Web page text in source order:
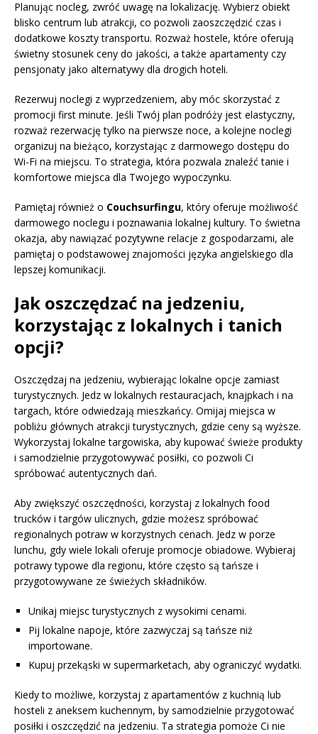
Planując nocleg, zwróć uwagę na lokalizację. Wybierz obiekt
blisko centrum lub atrakcji, co pozwoli zaoszczędzić czas i
dodatkowe koszty transportu. Rozważ hostele, które oferują
świetny stosunek ceny do jakości, a także apartamenty czy
pensjonaty jako alternatywy dla drogich hoteli.
Rezerwuj noclegi z wyprzedzeniem, aby móc skorzystać z
promocji first minute. Jeśli Twój plan podróży jest elastyczny,
rozważ rezerwację tylko na pierwsze noce, a kolejne noclegi
organizuj na bieżąco, korzystając z darmowego dostępu do
Wi-Fi na miejscu. To strategia, która pozwala znaleźć tanie i
komfortowe miejsca dla Twojego wypoczynku.
Pamiętaj również o Couchsurfingu, który oferuje możliwość
darmowego noclegu i poznawania lokalnej kultury. To świetna
okazja, aby nawiązać pozytywne relacje z gospodarzami, ale
pamiętaj o podstawowej znajomości języka angielskiego dla
lepszej komunikacji.
Jak oszczędzać na jedzeniu,
korzystając z lokalnych i tanich
opcji?
Oszczędzaj na jedzeniu, wybierając lokalne opcje zamiast
turystycznych. Jedz w lokalnych restauracjach, knajpkach i na
targach, które odwiedzają mieszkańcy. Omijaj miejsca w
pobliżu głównych atrakcji turystycznych, gdzie ceny są wyższe.
Wykorzystaj lokalne targowiska, aby kupować świeże produkty
i samodzielnie przygotowywać posiłki, co pozwoli Ci
spróbować autentycznych dań.
Aby zwiększyć oszczędności, korzystaj z lokalnych food
trucków i targów ulicznych, gdzie możesz spróbować
regionalnych potraw w korzystnych cenach. Jedz w porze
lunchu, gdy wiele lokali oferuje promocje obiadowe. Wybieraj
potrawy typowe dla regionu, które często są tańsze i
przygotowywane ze świeżych składników.
Unikaj miejsc turystycznych z wysokimi cenami.
Pij lokalne napoje, które zazwyczaj są tańsze niż
importowane.
Kupuj przekąski w supermarketach, aby ograniczyć wydatki.
Kiedy to możliwe, korzystaj z apartamentów z kuchnią lub
hosteli z aneksem kuchennym, by samodzielnie przygotować
posiłki i oszczędzić na jedzeniu. Ta strategia pomoże Ci nie